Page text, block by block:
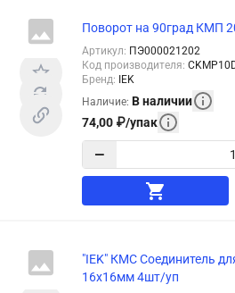
Поворот на 90град КМП
Артикул: ПЭ000021202
Код производителя:
Бренд:
IEK
Наличие: В наличии
74,00 ₽/упак
−
"IEK" КМС Соединитель
16x16мм 4шт/уп